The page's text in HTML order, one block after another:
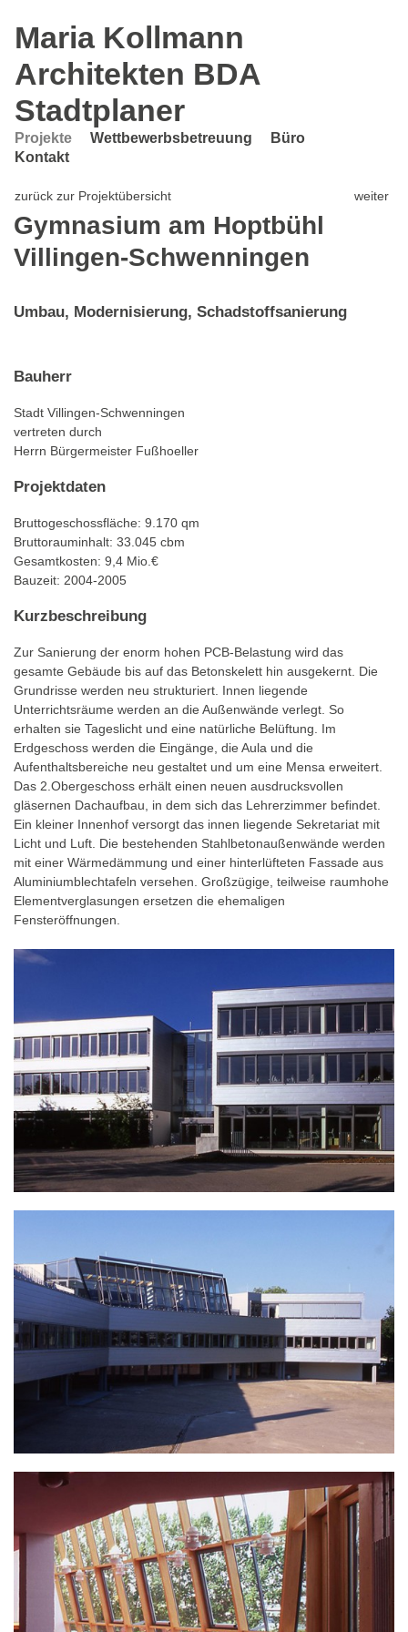
Skip
main
content
Maria Kollmann
Architekten BDA
Stadtplaner
Projekte Wettbewerbsbetreuung
Büro
Kontakt
zurück zur Projektübersicht weiter
Gymnasium am Hoptbühl
Villingen-Schwenningen
Umbau, Modernisierung, Schadstoffsanierung
Bauherr
Stadt Villingen-Schwenningen
vertreten durch
Herrn Bürgermeister Fußhoeller
Projektdaten
Bruttogeschossfläche: 9.170 qm
Bruttorauminhalt: 33.045 cbm
Gesamtkosten: 9,4 Mio.€
Bauzeit: 2004-2005
Kurzbeschreibung
Zur Sanierung der enorm hohen PCB-Belastung wird das
gesamte Gebäude bis auf das Betonskelett hin ausgekernt. Die
Grundrisse werden neu strukturiert. Innen liegende
Unterrichtsräume werden an die Außenwände verlegt. So
erhalten sie Tageslicht und eine natürliche Belüftung. Im
Erdgeschoss werden die Eingänge, die Aula und die
Aufenthaltsbereiche neu gestaltet und um eine Mensa erweitert.
Das 2.Obergeschoss erhält einen neuen ausdrucksvollen
gläsernen Dachaufbau, in dem sich das Lehrerzimmer befindet.
Ein kleiner Innenhof versorgt das innen liegende Sekretariat mit
Licht und Luft. Die bestehenden Stahlbetonaußenwände werden
mit einer Wärmedämmung und einer hinterlüfteten Fassade aus
Aluminiumblechtafeln versehen. Großzügige, teilweise raumhohe
Elementverglasungen ersetzen die ehemaligen
Fensteröffnungen.